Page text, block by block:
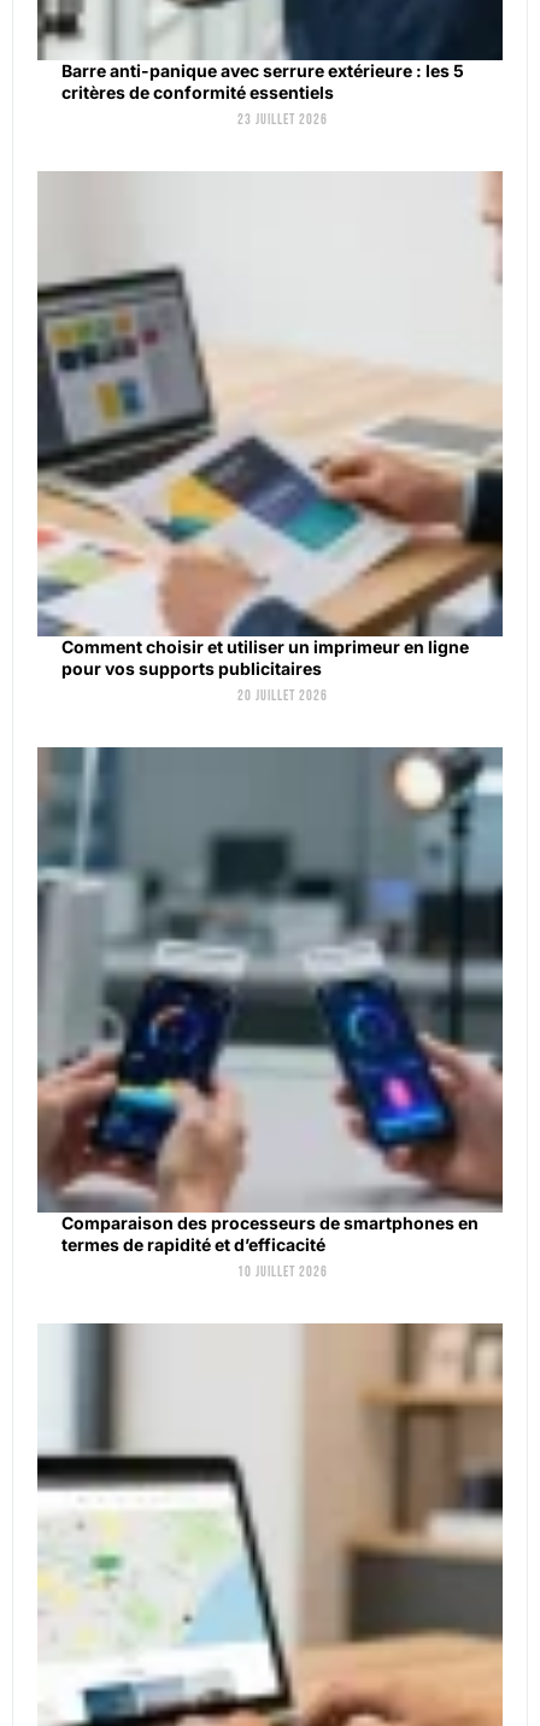
Barre anti-panique avec serrure extérieure : les 5
critères de conformité essentiels
23 juillet 2026
Comment choisir et utiliser un imprimeur en ligne
pour vos supports publicitaires
20 juillet 2026
Comparaison des processeurs de smartphones en
termes de rapidité et d’efficacité
10 juillet 2026